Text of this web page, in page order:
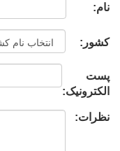
نام:
کشور:
پست
الکترونیک:
نظرات: